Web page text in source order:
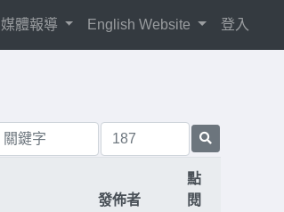
媒體報導 English Website 登入
發佈者
點
閱